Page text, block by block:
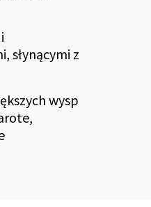
słynącymi z
wysp